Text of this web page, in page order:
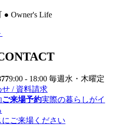
● Owner's Life
9:00 - 18:00 毎週水・木曜定
/ 資料請求
ご来場予約実際の暮らしがイ
ご来場ください